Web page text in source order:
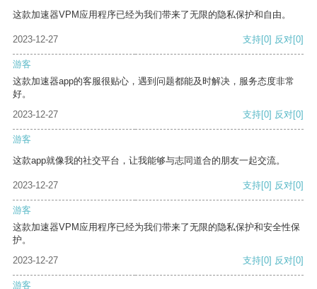
这款加速器VPM应用程序已经为我们带来了无限的隐私保护和自由。
2023-12-27 支持[0] 反对[0]
游客
这款加速器app的客服很贴心，遇到问题都能及时解决，服务态度非常
好。
2023-12-27
支持[0] 反对[0]
游客
这款app就像我的社交平台，让我能够与志同道合的朋友一起交流。
2023-12-27 支持[0] 反对[0]
游客
这款加速器VPM应用程序已经为我们带来了无限的隐私保护和安全性保
护。
2023-12-27
支持[0] 反对[0]
游客